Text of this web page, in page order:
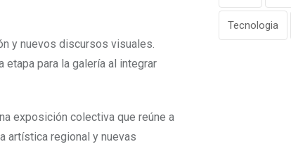
y nuevos discursos visuales.
etapa para la galería al integrar
exposición colectiva que reúne a
artística regional y nuevas
Tecnologia